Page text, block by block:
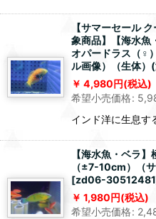
【サマーセール
象商品】【海水魚
オパードラス（♀
ル画像）（生体）
4,980円(税込)
希望小売価格:
インド洋に生息す
【海水魚・ベラ】
（±7-10cm）（
[zd06-30512481
1,980円(税込)
希望小売価格: